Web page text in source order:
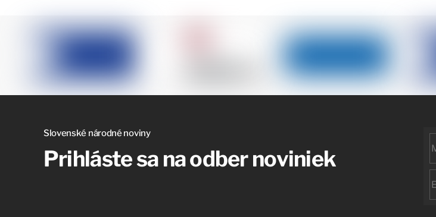
Slovenské národné noviny
Prihláste sa na odber noviniek